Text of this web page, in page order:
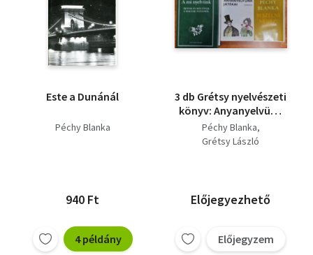
Este a Dunánál
Péchy Blanka
940 Ft
4 példány
3 db Grétsy nyelvészeti
könyv: Anyanyelvünk
játékai,A mi
nyelvünk,Beszélni
Péchy Blanka
Grétsy László
Előjegyezhető
Előjegyzem